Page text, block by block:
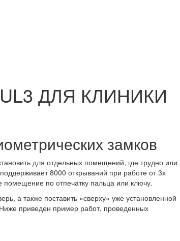
UL3 ДЛЯ КЛИНИКИ
замков
для отдельных помещений, где трудно или
8000 открываний при работе от 3х
помещение по отпечатку пальца или ключу.
а также поставить «сверху» уже установленной
приведен пример работ, проведенных